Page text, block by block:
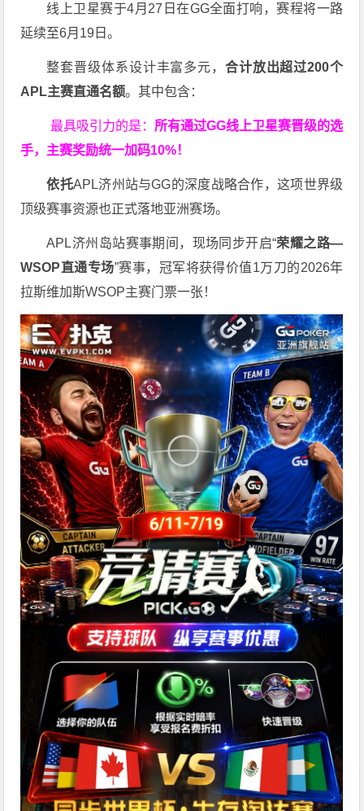
线上卫星赛于4月27日在GG全面打响，赛程将一路
延续至6月19日。
整套晋级体系设计丰富多元， 合计放出超过200个
APL主赛直通名额。其中包含：
最具吸引力的是： 所有通过GG线上卫星赛晋级的选
手，主赛奖励统一加码10%！
依托APL济州站与GG的深度战略合作，这项世界级
顶级赛事资源也正式落地亚洲赛场。
APL济州岛站赛事期间，现场同步开启“荣耀之路—
WSOP直通专场”赛事，冠军将获得价值1万刀的2026年
拉斯维加斯WSOP主赛门票一张！